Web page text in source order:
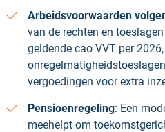
Arbeidsvoorwaarden
van de rechten en
geldende cao VVT per
vergoedingen voor extra
Pensioenregeling: Een
meehelpt om